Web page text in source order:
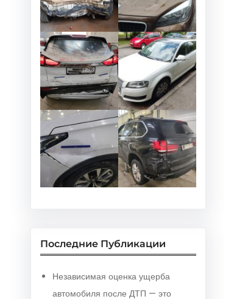
Последние Публикации
Независимая оценка ущерба
автомобиля после ДТП — это